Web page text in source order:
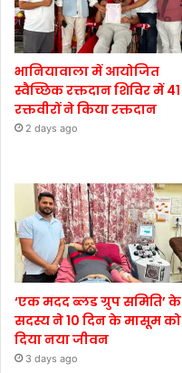
भानियावाला में आयोजित
स्वैच्छिक रक्तदान शिविर में 41
रक्तवीरों ने किया रक्तदान
2 days ago
‘एक मदद ब्लड ग्रुप समिति’ के
सदस्य ने 10 दिन के मासूम को
दिया नया जीवन
3 days ago